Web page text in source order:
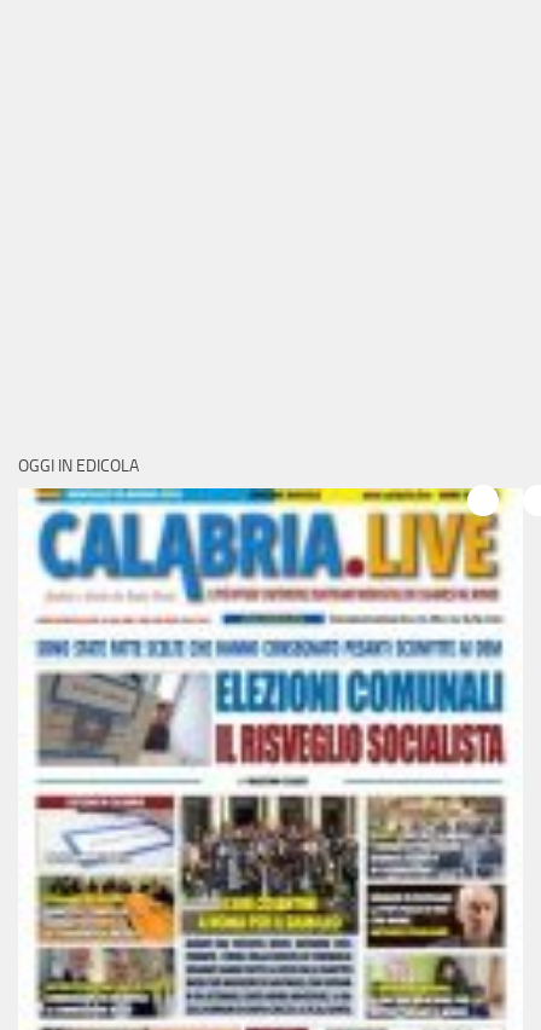
OGGI IN EDICOLA